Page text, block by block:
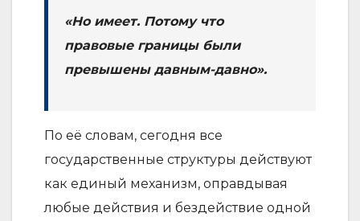
«Но имеет. Потому что
правовые границы были
превышены давным-давно».
По её словам, сегодня все
государственные структуры действуют
как единый механизм, оправдывая
любые действия и бездействие одной